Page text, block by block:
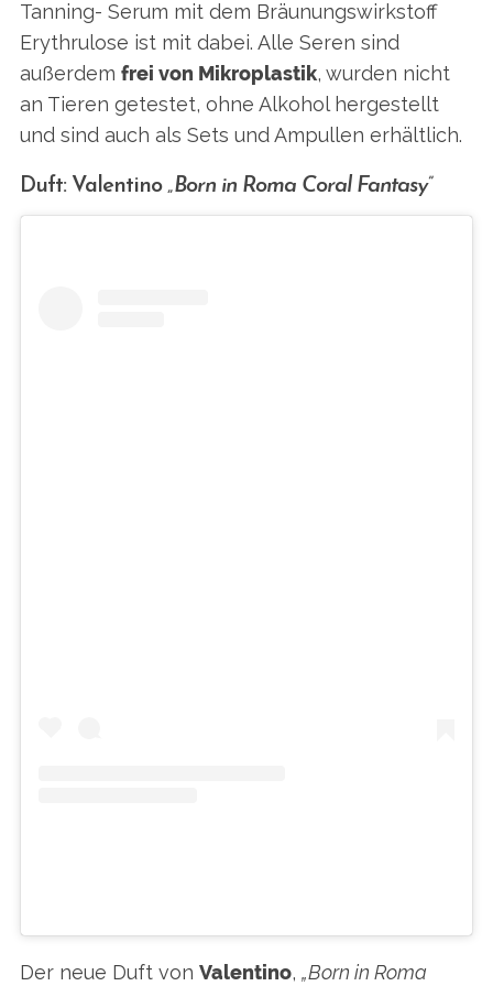
Tanning- Serum mit dem Bräunungswirkstoff
Erythrulose ist mit dabei. Alle Seren sind
außerdem frei von Mikroplastik, wurden nicht
an Tieren getestet, ohne Alkohol hergestellt
und sind auch als Sets und Ampullen erhältlich.
Duft: Valentino „Born in Roma Coral Fantasy”
Der neue Duft von Valentino, „Born in Roma